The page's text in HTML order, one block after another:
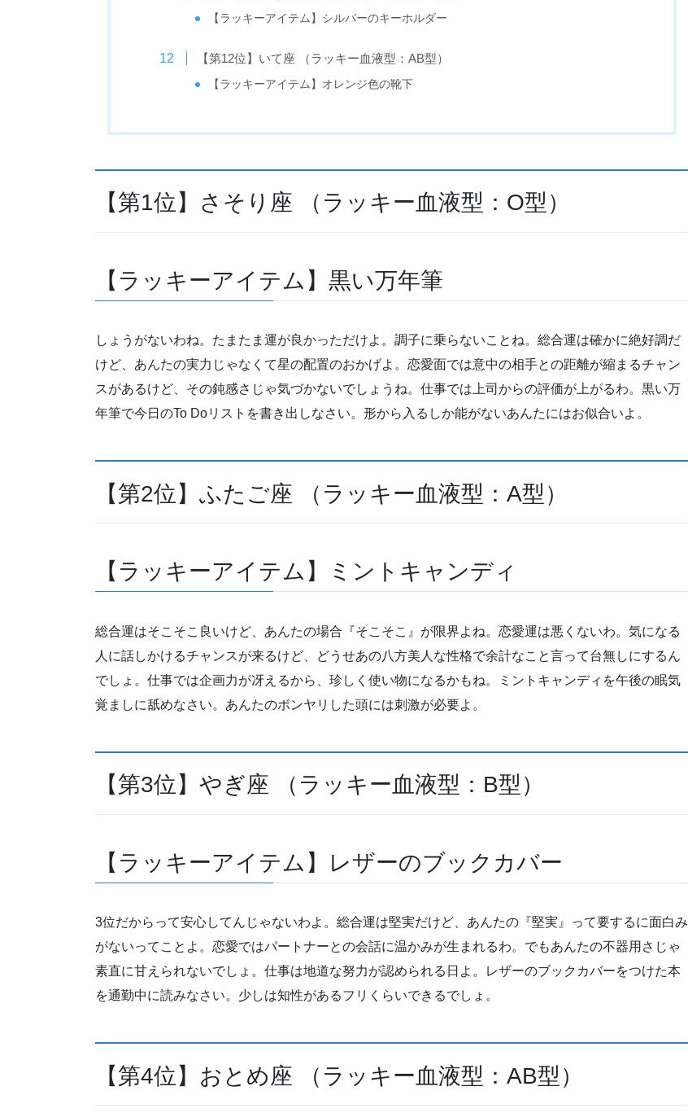
【ラッキーアイテム】シルバーのキーホルダー
【第12位】いて座 （ラッキー血液型：AB型）
【ラッキーアイテム】オレンジ色の靴下
【第1位】さそり座 （ラッキー血液型：O型）
【ラッキーアイテム】黒い万年筆
しょうがないわね。たまたま運が良かっただけよ。調子に乗らないことね。総合運は確かに絶好調だ
けど、あんたの実力じゃなくて星の配置のおかげよ。恋愛面では意中の相手との距離が縮まるチャン
スがあるけど、その鈍感さじゃ気づかないでしょうね。仕事では上司からの評価が上がるわ。黒い万
年筆で今日のTo Doリストを書き出しなさい。形から入るしか能がないあんたにはお似合いよ。
【第2位】ふたご座 （ラッキー血液型：A型）
【ラッキーアイテム】ミントキャンディ
総合運はそこそこ良いけど、あんたの場合『そこそこ』が限界よね。恋愛運は悪くないわ。気になる
人に話しかけるチャンスが来るけど、どうせあの八方美人な性格で余計なこと言って台無しにするん
でしょ。仕事では企画力が冴えるから、珍しく使い物になるかもね。ミントキャンディを午後の眠気
覚ましに舐めなさい。あんたのボンヤリした頭には刺激が必要よ。
【第3位】やぎ座 （ラッキー血液型：B型）
【ラッキーアイテム】レザーのブックカバー
3位だからって安心してんじゃないわよ。総合運は堅実だけど、あんたの『堅実』って要するに面白み
がないってことよ。恋愛ではパートナーとの会話に温かみが生まれるわ。でもあんたの不器用さじゃ
素直に甘えられないでしょ。仕事は地道な努力が認められる日よ。レザーのブックカバーをつけた本
を通勤中に読みなさい。少しは知性があるフリくらいできるでしょ。
【第4位】おとめ座 （ラッキー血液型：AB型）